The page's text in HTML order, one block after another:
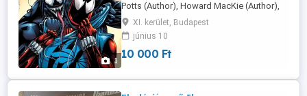
1
Potts (Author), Howard MacKie (Author),
Terry Kavanagh (Author), Liam Sharp
(Illustrator), Ron Lim (Illustrator) The lethal
protector continues his symbiotic crusade
as the most fearsome anti-hero in comics!
Sunrise Society may ...
XI. kerület, Budapest
június 10
10 000 Ft